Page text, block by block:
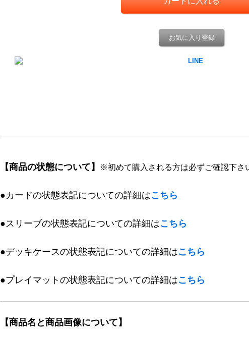
お気に入り登録
【商品の状態について】 ※初めて購入される方は必ずご確認下さ
●カードの状態表記についての詳細はこちら
●スリーブの状態表記についての詳細はこちら
●デッキケースの状態表記についての詳細はこちら
●プレイマットの状態表記についての詳細はこちら
【商品名と商品画像について】